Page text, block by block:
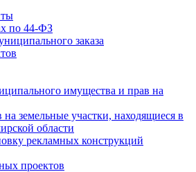
по 44-ФЗ
заказа
имущества и прав на
земельные участки, находящиеся в
области
рекламных конструкций
проектов